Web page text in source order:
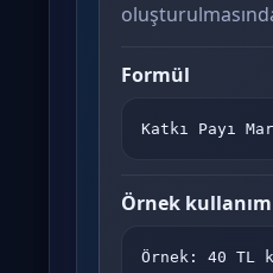
Formül
Katkı Payı
Örnek
Örnek: 40 TL